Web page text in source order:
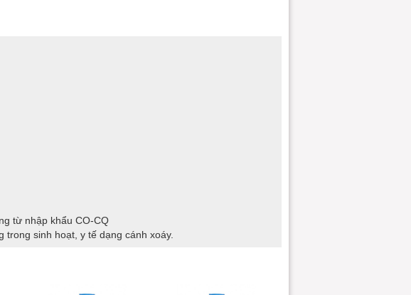
từ nhập khẩu CO-CQ
sinh hoạt, y tế dạng cánh xoáy.